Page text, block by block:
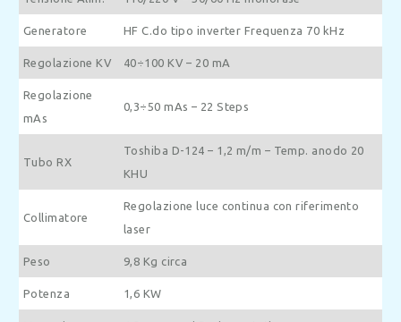
Generatore HF C.do tipo inverter Frequenza 70 kHz
Regolazione KV 40÷100 KV – 20 mA
Regolazione
mAs
0,3÷50 mAs – 22 Steps
Tubo RX
Toshiba D-124 – 1,2 m/m – Temp. anodo 20
KHU
Collimatore
Regolazione luce continua con riferimento
laser
Peso 9,8 Kg circa
Potenza 1,6 KW